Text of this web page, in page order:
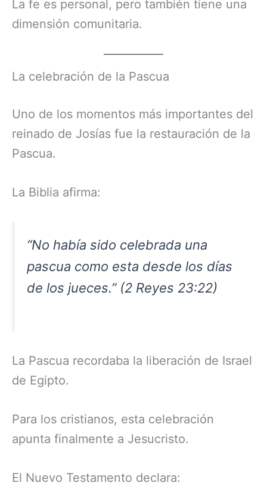
La fe es personal, pero también tiene una
dimensión comunitaria.
La celebración de la Pascua
Uno de los momentos más importantes del
reinado de Josías fue la restauración de la
Pascua.
La Biblia afirma:
“No había sido celebrada una
pascua como esta desde los días
de los jueces.” (2 Reyes 23:22)
La Pascua recordaba la liberación de Israel
de Egipto.
Para los cristianos, esta celebración
apunta finalmente a Jesucristo.
El Nuevo Testamento declara: